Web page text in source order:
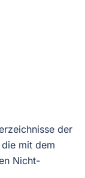
der
mit dem
Nicht-